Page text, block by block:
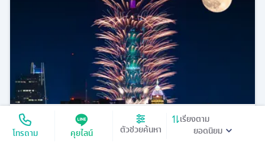
โทรถาม คุยไลน์ ตัวช่วยค้นหา
เรียงตาม
ไต้หวัน ไทจง ไทเป